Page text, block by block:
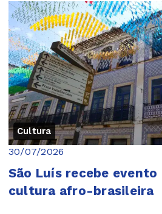
Cultura
30/07/2026
São Luís recebe
cultura afro-brasileira